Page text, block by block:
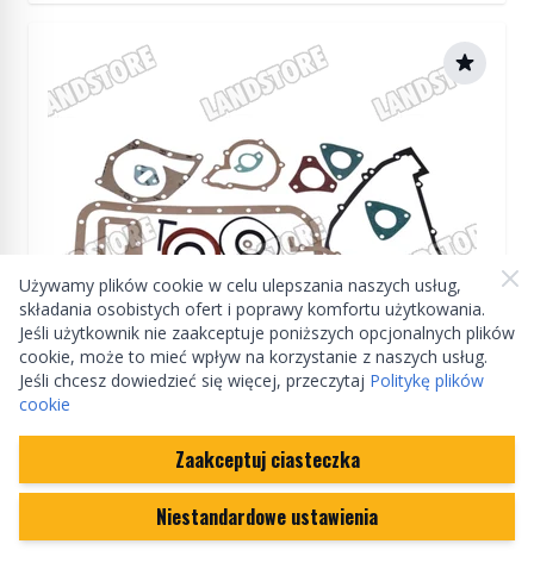
Używamy plików cookie w celu ulepszania naszych usług,
składania osobistych ofert i poprawy komfortu użytkowania.
Jeśli użytkownik nie zaakceptuje poniższych opcjonalnych plików
cookie, może to mieć wpływ na korzystanie z naszych usług.
Jeśli chcesz dowiedzieć się więcej, przeczytaj Politykę plików
cookie
Zaakceptuj ciasteczka
Niestandardowe ustawienia
Komplet uszczelek silnika dół 2,5 TD